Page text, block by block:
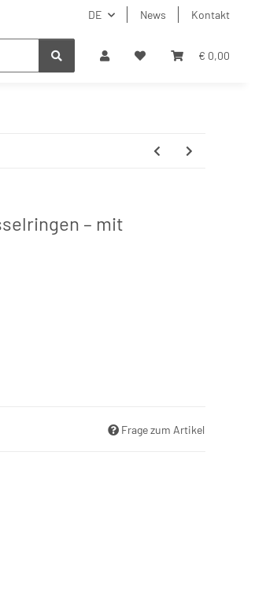
DE News Kontakt
€ 0,00
– mit
Frage zum Artikel